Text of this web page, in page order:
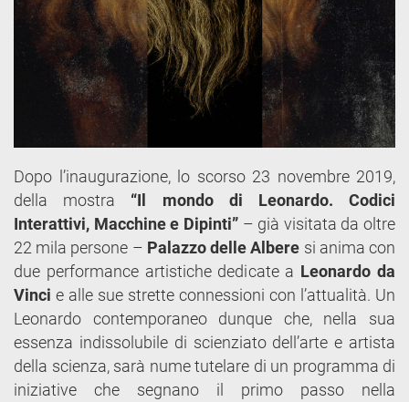
Dopo l’inaugurazione, lo scorso 23 novembre 2019,
della mostra “Il mondo di Leonardo. Codici
Interattivi, Macchine e Dipinti”– già visitata da oltre
22 mila persone – Palazzo delle Albere si anima con
due performance artistiche dedicate a Leonardo da
Vinci e alle sue strette connessioni con l’attualità. Un
Leonardo contemporaneo dunque che, nella sua
essenza indissolubile di scienziato dell’arte e artista
della scienza, sarà nume tutelare di un programma di
iniziative che segnano il primo passo nella